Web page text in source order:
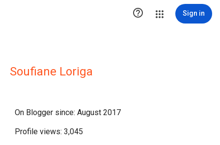
 Sign in
Soufiane Loriga
On Blogger since: August 2017
Profile views: 3,045